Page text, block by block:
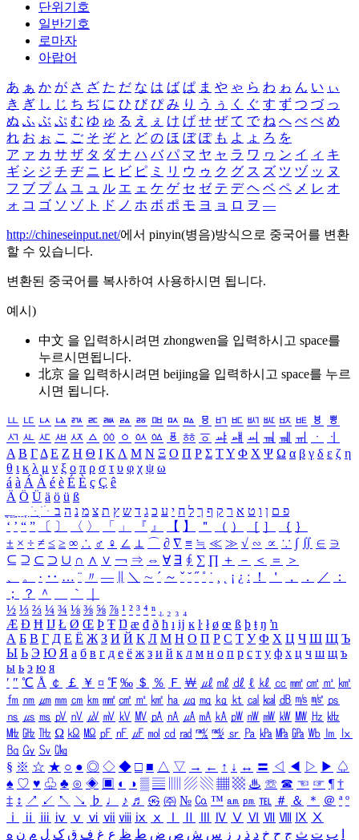
단위기호
일반기호
로마자
아랍어
あ ぁ か が さ ざ た だ な は ば ぱ ま や ゃ ら わ ゎ ん い ぃ
き ぎ し じ ち ぢ に ひ び ぴ み り う ぅ く ぐ す ず つ づ っ
ぬ ふ ぶ ぷ む ゆ ゅ る え ぇ け げ せ ぜ て で ね へ べ ぺ め
れ お ぉ こ ご そ ぞ と ど の ほ ぼ ぽ も よ ょ ろ を
ア ァ カ サ ザ タ ダ ナ ハ バ パ マ ヤ ャ ラ ワ ヮ ン イ ィ キ
ギ シ ジ チ ヂ ニ ヒ ビ ピ ミ リ ウ ゥ ク グ ス ズ ツ ヅ ッ ヌ
フ ブ プ ム ユ ュ ル エ ェ ケ ゲ セ ゼ テ デ ヘ ベ ペ メ レ オ
ォ コ ゴ ソ ゾ ト ド ノ ホ ボ ポ モ ヨ ョ ロ ヲ ―
http://chineseinput.net/에서 pinyin(병음)방식으로 중국어를 변환
할 수 있습니다.
변환된 중국어를 복사하여 사용하시면 됩니다.
예시)
中文 을 입력하시려면 zhongwen을 입력하시고 space를
누르시면됩니다.
北京 을 입력하시려면 beijing을 입력하시고 space를 누르
시면 됩니다.
ㅥ ㅦ ㅧ ㅨ ㅩ ㅪ ㅫ ㅬ ㅭ ㅮ ㅯ ㅰ ㅱ ㅲ ㅳ ㅴ ㅵ ㅶ ㅷ ㅸ
ㅹ
ㅺ ㅻ ㅼ ㅽ ㅾ ㅿ ㆀ ㆁ ㆂ ㆃ ㆄ ㆅ ㆆ ㆇ ㆈ ㆉ ㆊ ㆋ ㆌ ㆍ
ㆎ
Α Β ΓΔ Ε Ζ Η Θ Ι ΚΛ Μ Ν Ξ Ο Π Ρ Σ ΤΥ Φ Χ Ψ Ω α β γ δ ε ζ η
θ ι κ λ μ ν ξ ο π ρ σ τ υ φ χ ψ ω
á à Á À é è É È ç Ç ê
Ä Ö Ü ä ö ü ß
ִֶֹ ֻּ ׁׂ פ ם ן ו ט א ר ק ף ך ל ח י ע כ ג ד ש ץ ת צ מ נ ה ב
‘ ’ “ ” 〔 〕 〈 〉 「 」 『 』 【 】 ＂ （ ） ［ ］ ｛ ｝
± × ÷ ≠ ≤ ≥ ∞ ∴ ♂ ♀ ∠ ⊥ ⌒ ∂ ∇ ≡ ≒ ≪ ≫ √ ∽ ∝ ∵ ∫ ∬ ∈ ∋
⊆ ⊇ ⊂ ⊃ ∪ ∩ ∧ ∨ ￢ ⇒ ⇔ ∀ ∃ ∮ ∑ ∏ ＋ － ＜ ＝
＞
、
。 · ‥ … ¨ 〃 ― ＼ ∼ ´ ～ ˇ ˘ ˝ ˚ ˙ ¸ ¡ ¿ ː ！ ＇ ， ． ／
：
；
？ ＾ ｀
½ ⅓ ⅔ ¼ ¾ ⅛ ⅜ ⅝ ⅞ ¹ ² ³ ⁴ ⁿ ₁ ₂ ₃ ₄
Æ Ð Ħ Ĳ Ł Ø Œ Þ Ŧ Ŋ æ đ ð ħ ı ĳ ĸ ŀ ł ø œ ß þ ŧ ŋ ŉ
А Б В Г Д Е Ё Ж З И Й К Л М Н О П Р С Т У Ф Х Ц Ч Ш Щ Ъ
Ы Ь Э Ю Я а б в г д е ё ж з и й к л м н о п р с т у ф х ц ч ш щ ъ
ы ь э ю я
′ ″ ℃ Å ￠ ￡ ￥ ¤ ℉ ‰ ＄ ％ Ｆ ￦ ㎕ ㎖ ㎗ ℓ ㎘ ㏄ ㎣ ㎤ ㎥ ㎦
㎙ ㎚ ㎛ ㎜ ㎝ ㎞ ㎟ ㎠ ㎡ ㎢ ㏊ ㎍ ㎎ ㎏ ㏏ ㎈ ㎉ ㏈ ㎧ ㎨ ㎰
㎱ ㎲ ㎳ ㎴ ㎵ ㎶ ㎷ ㎸ ㎹ ㎀ ㎁ ㎂ ㎃ ㎄ ㎺ ㎻ ㎽ ㎾ ㎿ ㎐ ㎑
㎒ ㎓ ㎔ Ω ㏀ ㏁ ㎊ ㎋ ㎌ ㏖ ㏅ ㎭ ㎮ ㎯ ㏛ ㎩ ㎪ ㎫ ㎬ ㏝ ㏐
㏓
㏃ ㏉ ㏜ ㏆
§ ※ ☆ ★ ○ ● ◎ ◇ ◆ □ ■ △ ▽ → ← ↑ ↓ ↔ 〓 ◁ ◀ ▷ ▶ ♤
♠ ♡ ♥ ♧ ♣ ⊙ ◈ ▣ ◐ ◑ ▒ ▤ ▨ ▧ ▦ ▩ ♨ ☏ ☎ ☜ ☞ ¶ †
‡ ↕ ↗ ↙ ↖ ↘ ♭ ♩ ♪ ♬ ㉿ ㈜ № ㏇ ™ ㏂ ㏘ ℡ ＃ ＆ ＊ ＠ ª º
ⅰ
ⅱ ⅲ ⅳ ⅴ ⅵ ⅶ ⅷ ⅸ ⅹ Ⅳ Ⅴ Ⅵ Ⅶ Ⅷ Ⅸ Ⅹ
ب ت ث ج ح خ د ذ ر ز س ش ص ض ط ظ ع غ ف ق ک ل م ن ه